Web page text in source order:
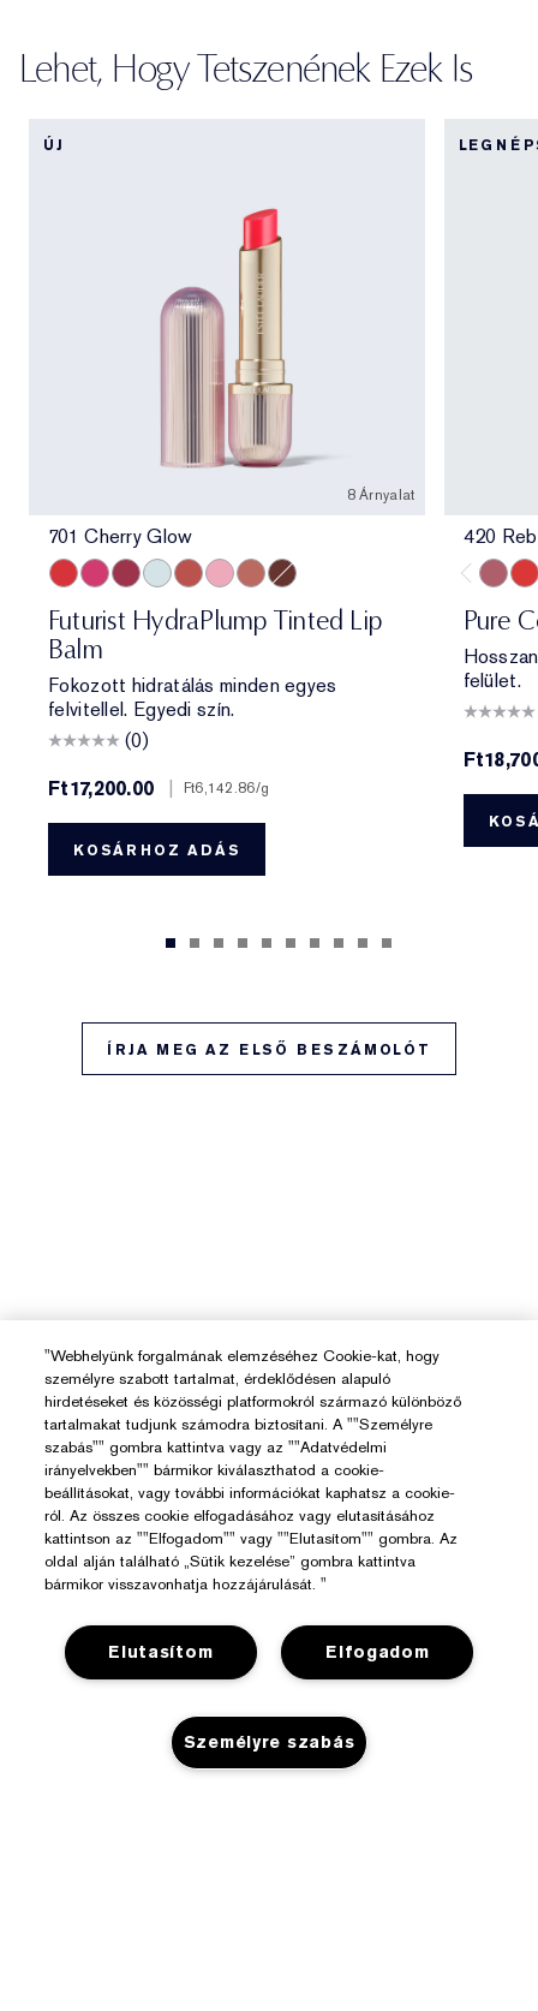
Lehet, Hogy Tetszenének Ezek Is
ÚJ
8 Árnyalat
701 Cherry Glow
Futurist HydraPlump Tinted Lip
Balm
Fokozott hidratálás minden egyes
felvitellel. Egyedi szín.
(0)
Ft17,200.00
| Ft6,142.86/g
KOSÁRHOZ ADÁS
420
Pure
felület.
ÍRJA MEG AZ ELSŐ BESZÁMOLÓT
Segítségre Van Szükséged?
"Webhelyünk forgalmának elemzéséhez Cookie-kat, hogy
személyre szabott tartalmat, érdeklődésen alapuló
hirdetéseket és közösségi platformokról származó különböző
tartalmakat tudjunk számodra biztosítani. A ""Személyre
szabás"" gombra kattintva vagy az ""Adatvédelmi
irányelvekben"" bármikor kiválaszthatod a cookie-
beállításokat, vagy további információkat kaphatsz a cookie-
ról. Az összes cookie elfogadásához vagy elutasításához
kattintson az ""Elfogadom"" vagy ""Elutasítom"" gombra. Az
oldal alján található „Sütik kezelése” gombra kattintva
bármikor visszavonhatja hozzájárulását. "
Elfogadom
Elutasítom
Személyre szabás